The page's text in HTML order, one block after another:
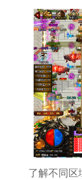
了解不同区